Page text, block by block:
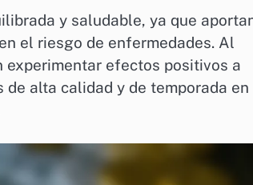
y saludable, ya que
el riesgo de enfermedades. Al
efectos positivos a
alta calidad y de temporada en